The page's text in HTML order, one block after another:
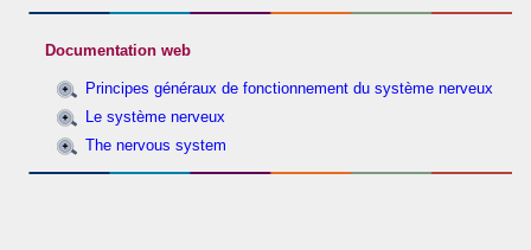
Documentation web
Principes généraux de fonctionnement du système nerveux
Le système nerveux
The nervous system